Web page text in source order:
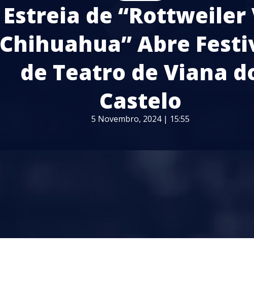
Estreia de “Rottweiler
Chihuahua” Abre
de Teatro de Viana
Castelo
5 Novembro, 2024 | 15:55